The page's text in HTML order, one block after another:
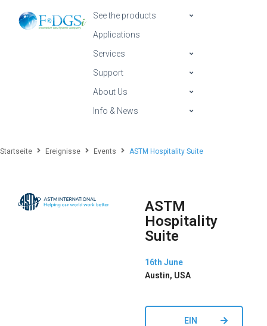
See the products
Applications
Services
Support
About Us
Info & News
Startseite Ereignisse Events ASTM Hospitality Suite
ASTM
Hospitality
Suite
16th June
Austin, USA
EIN